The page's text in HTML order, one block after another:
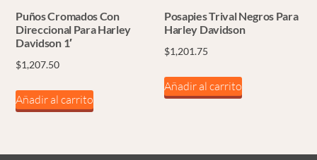
Puños Cromados Con
Direccional Para Harley
Davidson 1′
$1,207.50
Añadir al carrito
Posapies Trival Negros Para
Harley Davidson
$1,201.75
Añadir al carrito